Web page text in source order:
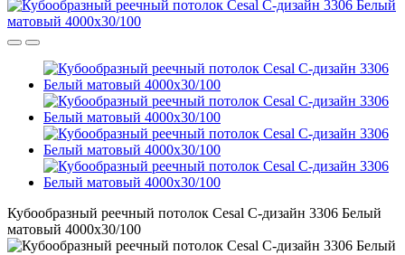
Кубообразный реечный потолок Cesal C-дизайн 3306 Белый
матовый 4000х30/100